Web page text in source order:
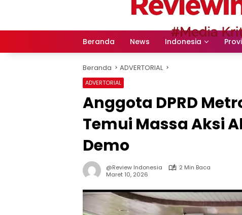
Beranda News Indonesia
Beranda ADVERTORIAL
ADVERTORIAL
Anggota DPRD
Temui Massa Aksi
Demo
@Review Indonesia
2 Min Baca
Maret 10, 2026